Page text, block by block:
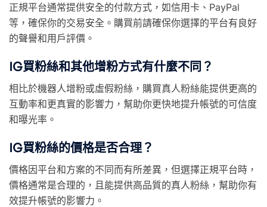
正規平台通常提供安全的付款方式，如信用卡、PayPal
等，確保你的交易安全。購買前請確保你選擇的平台有良好
的聲譽和用戶評價。
IG買粉絲和其他增粉方式有什麼不同？
相比於機器人增粉或虛假粉絲，購買真人粉絲能提供更高的
互動率和更真實的影響力，幫助你更快地提升帳號的可信度
和曝光率。
IG買粉絲的價格是否合理？
價格因平台和方案的不同而有所差異，但選擇正規平台時，
價格通常是合理的，且能提供高品質的真人粉絲，幫助你有
效提升帳號的影響力。